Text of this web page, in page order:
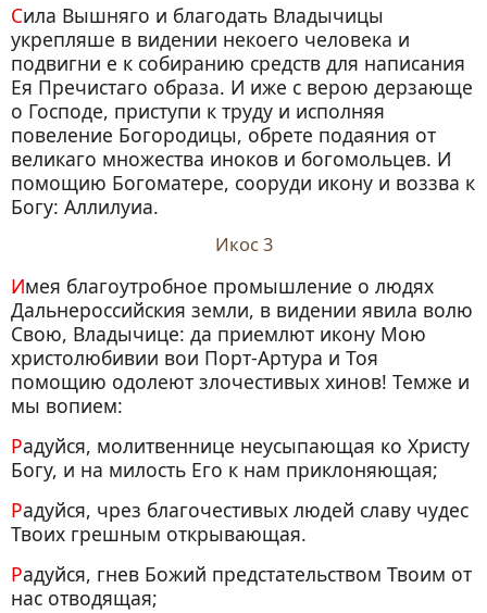
Сила Вышняго и благодать Владычицы
укрепляше в видении некоего человека и
подвигни е к собиранию средств для написания
Ея Пречистаго образа. И иже с верою дерзающе
о Господе, приступи к труду и исполняя
повеление Богородицы, обрете подаяния от
великаго множества иноков и богомольцев. И
помощию Богоматере, сооруди икону и воззва к
Богу: Аллилуиа.
Икос 3
Имея благоутробное промышление о людях
Дальнероссийския земли, в видении явила волю
Свою, Владычице: да приемлют икону Мою
христолюбивии вои Порт-Артура и Тоя
помощию одолеют злочестивых хинов! Темже и
мы вопием:
Радуйся, молитвеннице неусыпающая ко Христу
Богу, и на милость Его к нам приклоняющая;
Радуйся, чрез благочестивых людей славу чудес
Твоих грешным открывающая.
Радуйся, гнев Божий предстательством Твоим от
нас отводящая;